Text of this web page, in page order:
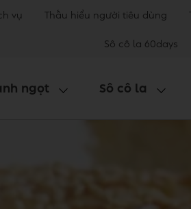
vụ Thấu hiểu người tiêu dùng
Sô cô la 60days
ngọt Sô cô la